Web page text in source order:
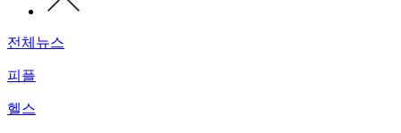
전체뉴스
피플
헬스